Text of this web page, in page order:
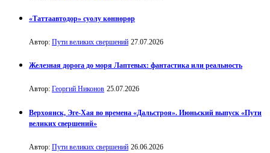
«Таттаавтодор» суолу көннөрөр
Автор: Пути великих свершений 27.07.2026
Железная дорога до моря Лаптевых: фантастика или реальность
Автор: Георгий Никонов 25.07.2026
Верхоянск, Эге-Хая во времена «Дальстроя». Июньский выпуск «Пути
великих свершений»
Автор: Пути великих свершений 26.06.2026